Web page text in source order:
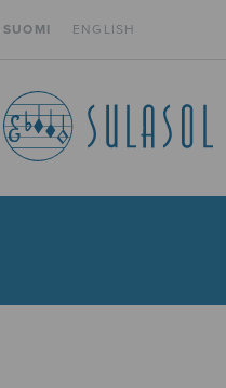
SUOMI ENGLISH